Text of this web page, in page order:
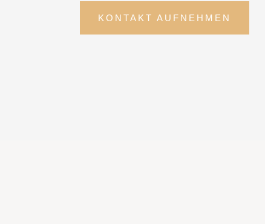
KONTAKT AUFNEHMEN